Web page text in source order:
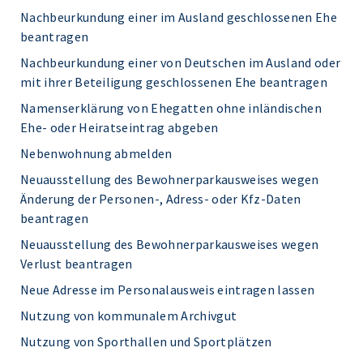
Nachbeurkundung einer im Ausland geschlossenen Ehe
beantragen
Nachbeurkundung einer von Deutschen im Ausland oder
mit ihrer Beteiligung geschlossenen Ehe beantragen
Namenserklärung von Ehegatten ohne inländischen
Ehe- oder Heiratseintrag abgeben
Nebenwohnung abmelden
Neuausstellung des Bewohnerparkausweises wegen
Änderung der Personen-, Adress- oder Kfz-Daten
beantragen
Neuausstellung des Bewohnerparkausweises wegen
Verlust beantragen
Neue Adresse im Personalausweis eintragen lassen
Nutzung von kommunalem Archivgut
Nutzung von Sporthallen und Sportplätzen